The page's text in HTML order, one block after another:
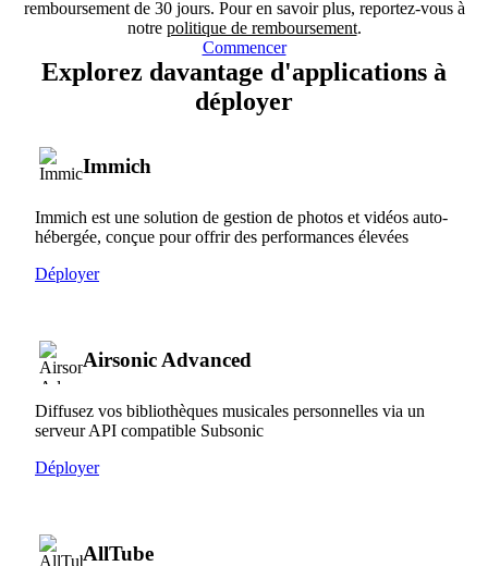
remboursement de 30 jours. Pour en savoir plus, reportez-vous à
notre politique de remboursement.
Commencer
Explorez davantage d'applications à
déployer
Immich
Immich est une solution de gestion de photos et vidéos auto-
hébergée, conçue pour offrir des performances élevées
Déployer
Airsonic Advanced
Diffusez vos bibliothèques musicales personnelles via un
serveur API compatible Subsonic
Déployer
AllTube